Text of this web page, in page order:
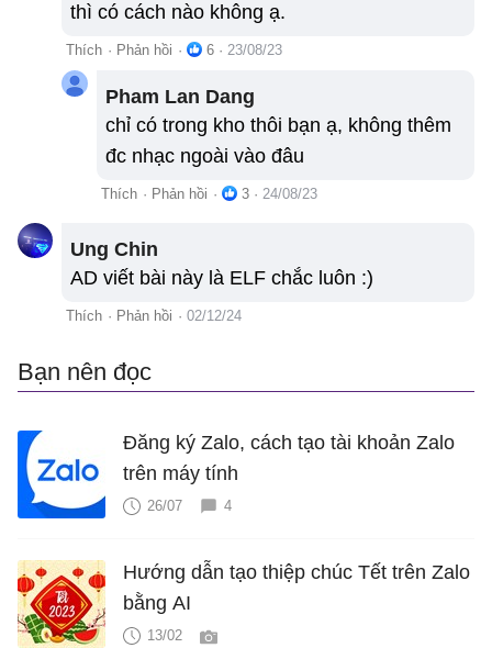
thì có cách nào không ạ.
Thích · Phản hồi · 6 · 23/08/23
Pham Lan Dang
chỉ có trong kho thôi bạn ạ, không thêm
đc nhạc ngoài vào đâu
Thích · Phản hồi · 3 · 24/08/23
Ung Chin
AD viết bài này là ELF chắc luôn :)
Thích · Phản hồi · 02/12/24
Bạn nên đọc
Đăng ký Zalo, cách tạo tài khoản Zalo
trên máy tính
26/07 4
Hướng dẫn tạo thiệp chúc Tết trên Zalo
bằng AI
13/02